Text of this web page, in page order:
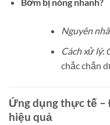
Bơm bị nóng nhanh?
Nguyên
Cách xử lý:
chắc chắn
Ứng dụng thực tế –
hiệu quả